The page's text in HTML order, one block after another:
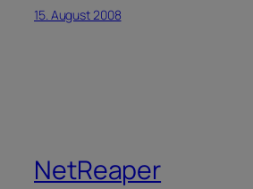
15. August 2008
NetReaper